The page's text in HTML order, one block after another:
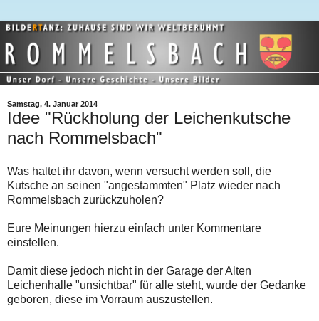
Samstag, 4. Januar 2014
Idee "Rückholung der Leichenkutsche
nach Rommelsbach"
Was haltet ihr davon, wenn versucht werden soll, die
Kutsche an seinen "angestammten" Platz wieder nach
Rommelsbach zurückzuholen?
Eure Meinungen hierzu einfach unter Kommentare
einstellen.
Damit diese jedoch nicht in der Garage der Alten
Leichenhalle "unsichtbar" für alle steht, wurde der Gedanke
geboren, diese im Vorraum auszustellen.